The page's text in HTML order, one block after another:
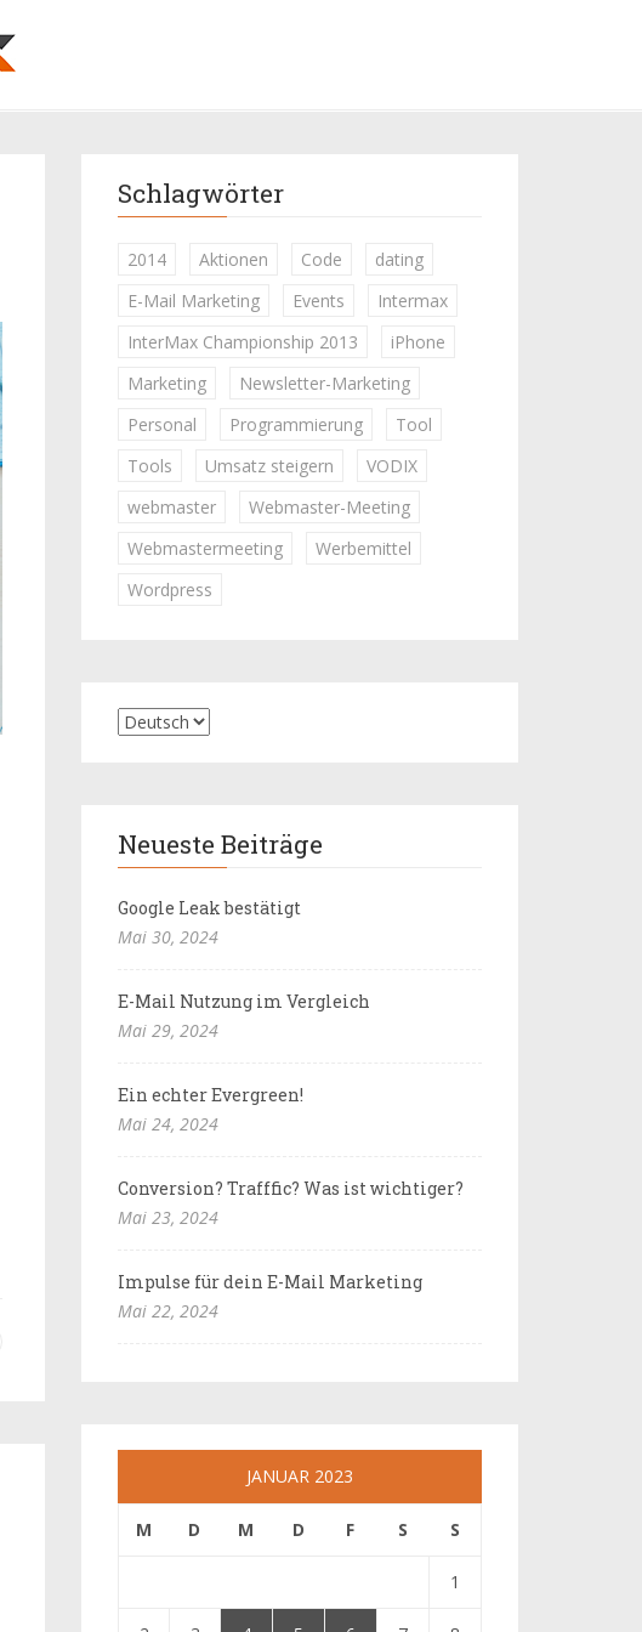
Schlagwörter
2014 Aktionen Code
dating
E-Mail Marketing
Events
Intermax
InterMax Championship 2013
iPhone
Marketing
Newsletter-Marketing
Personal
Programmierung
Tool
Tools
Umsatz steigern
VODIX
webmaster
Webmaster-Meeting
Webmastermeeting
Werbemittel
Wordpress
Neueste Beiträge
Google Leak bestätigt
Mai 30, 2024
E-Mail Nutzung im Vergleich
Mai 29, 2024
Ein echter Evergreen!
Mai 24, 2024
Conversion? Trafffic? Was ist wichtiger?
Mai 23, 2024
Impulse für dein E-Mail Marketing
Mai 22, 2024
JANUAR 2023
M D M D F S S
1